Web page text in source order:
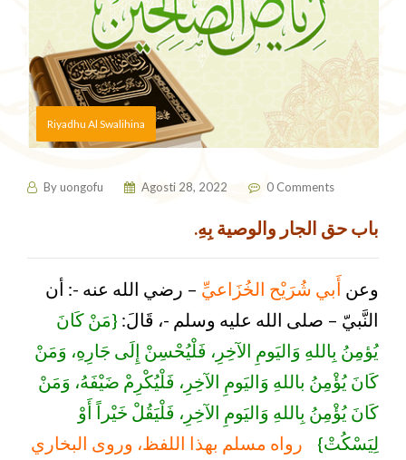
Riyadhu Al Swalihina
Byuongofu Agosti 28, 2022 0 Comments
.باب حق الجار والوصية بِهِ
وعن أَبي شُرَيْح الخُزَاعيِّ – رضي الله عنه -: أن
النَّبيّ – صلى الله عليه وسلم -، قَالَ: {مَنْ كَانَ
يُؤمِنُ بِاللهِ وَاليَومِ الآخِرِ، فَلْيُحْسِنْ إِلَى جَارِهِ، وَمَنْ
كَانَ يُؤْمِنُ باللهِ وَاليَومِ الآخِرِ، فَلْيُكْرِمْ ضَيْفَهُ، وَمَنْ
كَانَ يُؤْمِنُ بِاللهِ وَاليَومِ الآخِرِ، فَلْيَقُلْ خَيْراً أَوْ
لِيَسْكُتْ}
رواه مسلم بهذا اللفظ، وروى البخاري